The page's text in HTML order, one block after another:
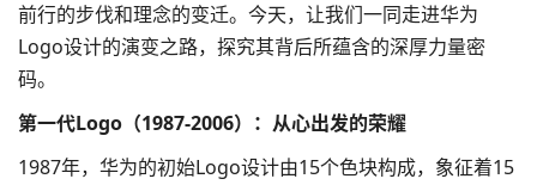
前行的步伐和理念的变迁。今天，让我们一同走进华为
Logo设计的演变之路，探究其背后所蕴含的深厚力量密
码。
第一代Logo（1987-2006）：从心出发的荣耀
1987年，华为的初始Logo设计由15个色块构成，象征着15